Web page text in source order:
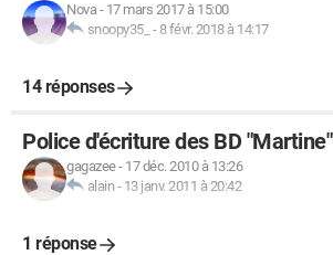
Nova- 17 mars 2017 à 15:00
snoopy35_ - 8 févr. 2018 à 14:17
14 réponses
Police d'écriture des BD "Martine"
gagazee- 17 déc. 2010 à 13:26
alain- 13 janv. 2011 à 20:42
1 réponse